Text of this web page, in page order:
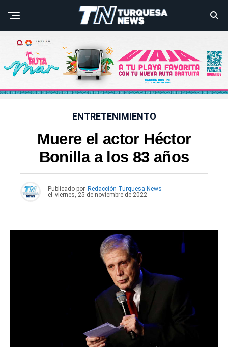
ENTRETENIMIENTO
Muere el actor Héctor
Bonilla a los 83 años
Publicado por Redacción Turquesa News
el viernes, 25 de noviembre de 2022